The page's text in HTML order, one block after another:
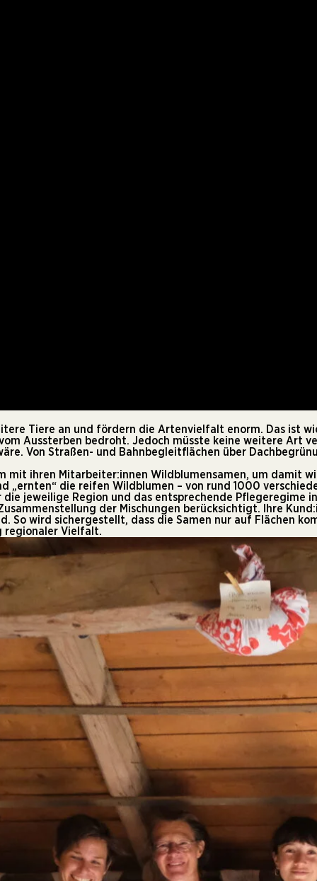
Tiere an und fördern die Artenvielfalt enorm. Das ist
Aussterben bedroht. Jedoch müsste keine weitere Art
Von Straßen- und Bahnbegleitflächen über
mit ihren Mitarbeiter:innen Wildblumensamen, um damit
„ernten“ die reifen Wildblumen – von rund 1000
jeweilige Region und das entsprechende Pflegeregime
der Mischungen berücksichtigt. Ihre
wird sichergestellt, dass die Samen nur auf Flächen
regionaler Vielfalt.